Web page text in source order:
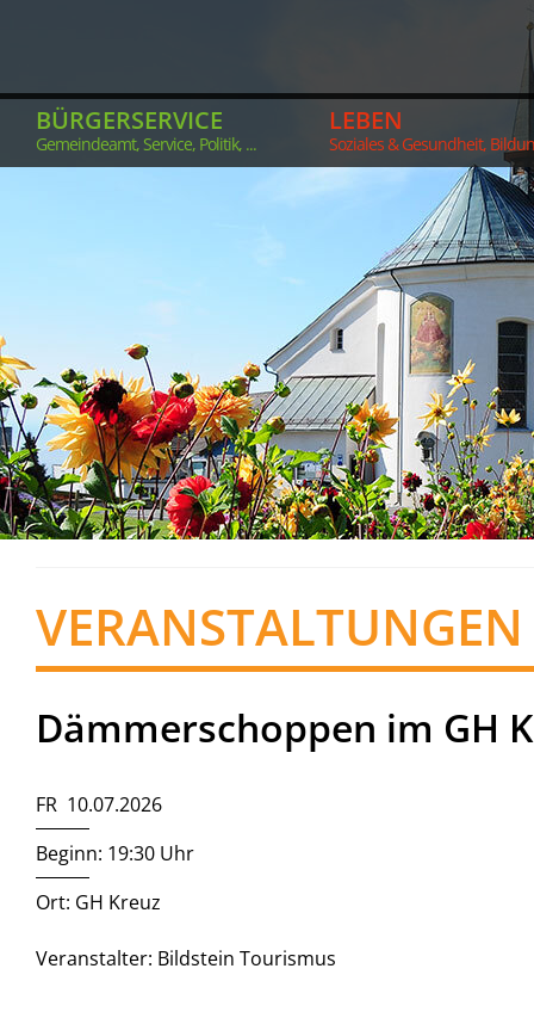
BÜRGERSERVICE
Gemeindeamt, Service, Politik, ...
LEBEN
Soziales & Gesundheit,
VERANSTALTUNGEN
Dämmerschoppen im GH
FR 10.07.2026
Beginn: 19:30 Uhr
Ort: GH Kreuz
Veranstalter: Bildstein Tourismus